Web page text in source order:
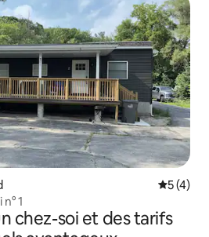
5 (4)
1
chez-soi et des tarifs